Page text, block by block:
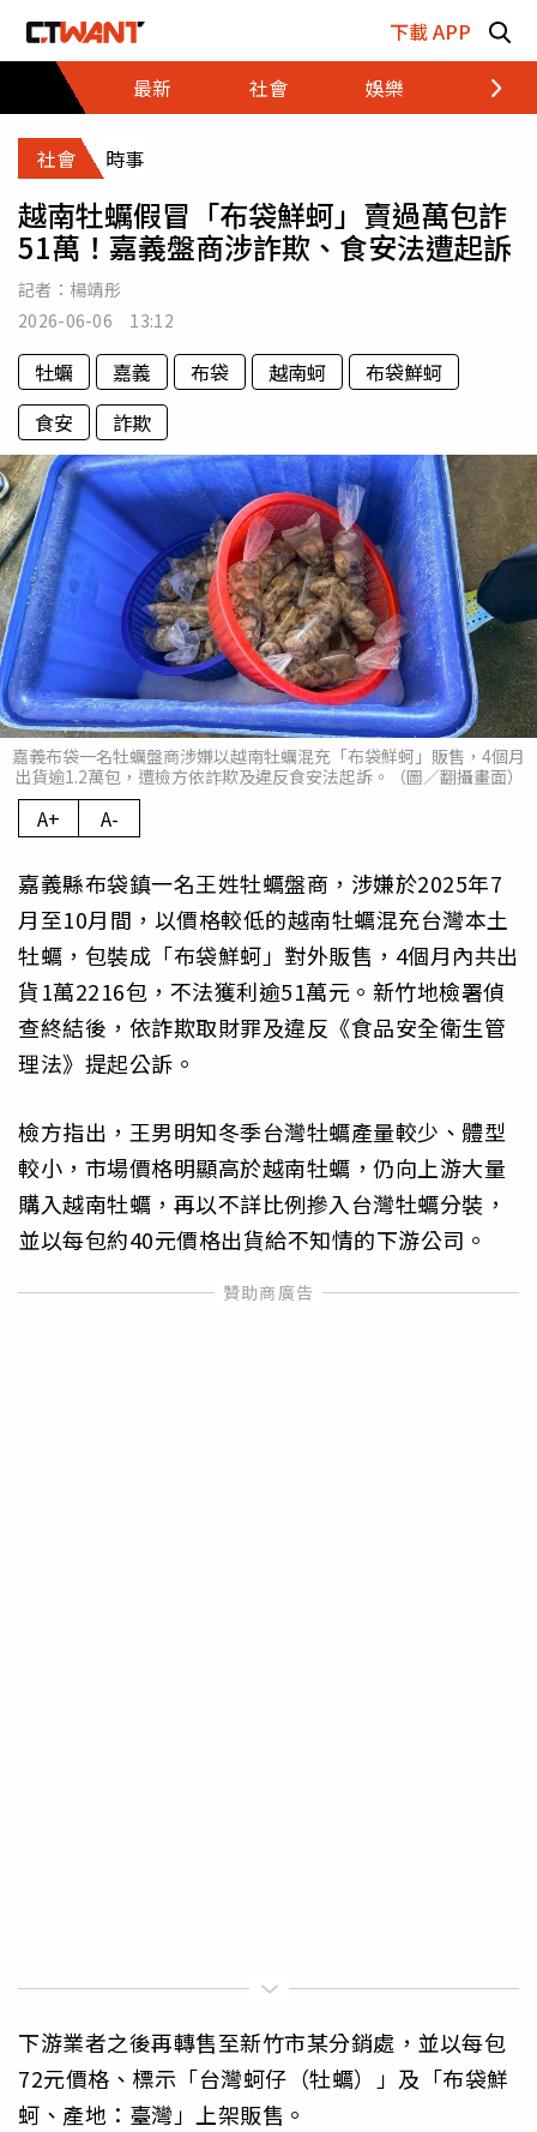
下載 APP
最新
社會 娛樂 財經
社會 時事
越南牡蠣假冒「布袋鮮蚵」賣過萬包詐
51萬！嘉義盤商涉詐欺、食安法遭起訴
記者： 楊靖彤
2026-06-06 13:12
牡蠣 嘉義 布袋 越南蚵
布袋鮮蚵
食安
詐欺
嘉義布袋一名牡蠣盤商涉嫌以越南牡蠣混充「布袋鮮蚵」販售，4個月
出貨逾1.2萬包，遭檢方依詐欺及違反食安法起訴。（圖／翻攝畫面）
A+ A-
嘉義縣布袋鎮一名王姓牡蠣盤商，涉嫌於2025年7
月至10月間，以價格較低的越南牡蠣混充台灣本土
牡蠣，包裝成「布袋鮮蚵」對外販售，4個月內共出
貨1萬2216包，不法獲利逾51萬元。新竹地檢署偵
查終結後，依詐欺取財罪及違反《食品安全衛生管
理法》提起公訴。
檢方指出，王男明知冬季台灣牡蠣產量較少、體型
較小，市場價格明顯高於越南牡蠣，仍向上游大量
購入越南牡蠣，再以不詳比例摻入台灣牡蠣分裝，
並以每包約40元價格出貨給不知情的下游公司。
下游業者之後再轉售至新竹市某分銷處，並以每包
72元價格、標示「台灣蚵仔（牡蠣）」及「布袋鮮
蚵、產地：臺灣」上架販售。